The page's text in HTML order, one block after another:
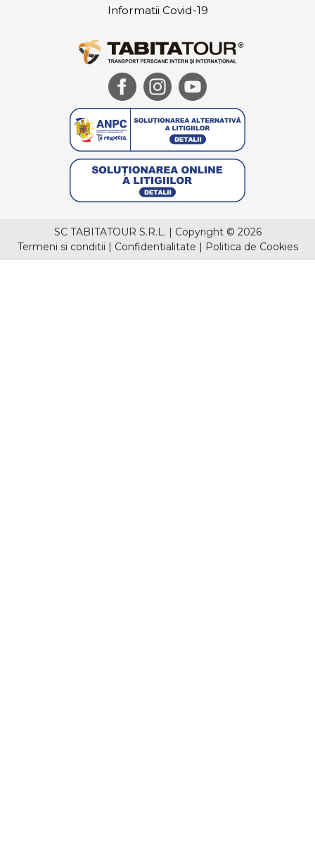
Informatii Covid-19
SC TABITATOUR S.R.L. | Copyright © 2026
Termeni si conditii | Confidentialitate | Politica de Cookies